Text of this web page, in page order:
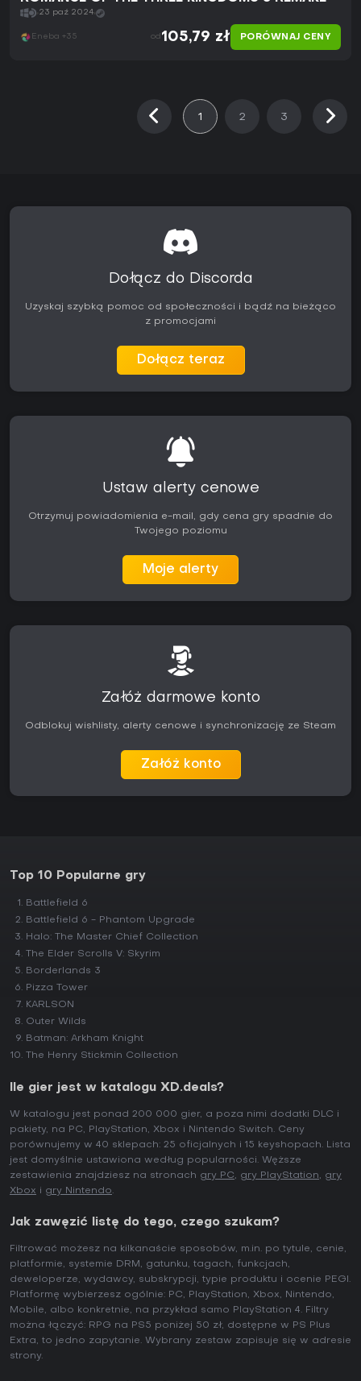
23 paź 2024
Eneba +35 od 105,79 zł PORÓWNAJ CENY
1 2 3
Dołącz do Discorda
Uzyskaj szybką pomoc od społeczności i bądź na bieżąco
z promocjami
Dołącz teraz
Ustaw alerty cenowe
Otrzymuj powiadomienia e-mail, gdy cena gry spadnie do
Twojego poziomu
Moje alerty
Załóż darmowe konto
Odblokuj wishlisty, alerty cenowe i synchronizację ze Steam
Załóż konto
Top 10 Popularne gry
Battlefield 6
Battlefield 6 - Phantom Upgrade
Halo: The Master Chief Collection
The Elder Scrolls V: Skyrim
Borderlands 3
Pizza Tower
KARLSON
Outer Wilds
Batman: Arkham Knight
The Henry Stickmin Collection
Ile gier jest w katalogu XD.deals?
W katalogu jest ponad 200 000 gier, a poza nimi dodatki DLC i
pakiety, na PC, PlayStation, Xbox i Nintendo Switch. Ceny
porównujemy w 40 sklepach: 25 oficjalnych i 15 keyshopach. Lista
jest domyślnie ustawiona według popularności. Węższe
zestawienia znajdziesz na stronach gry PC, gry PlayStation, gry
Xbox i gry Nintendo.
Jak zawęzić listę do tego, czego szukam?
Filtrować możesz na kilkanaście sposobów, m.in. po tytule, cenie,
platformie, systemie DRM, gatunku, tagach, funkcjach,
deweloperze, wydawcy, subskrypcji, typie produktu i ocenie PEGI.
Platformę wybierzesz ogólnie: PC, PlayStation, Xbox, Nintendo,
Mobile, albo konkretnie, na przykład samo PlayStation 4. Filtry
można łączyć: RPG na PS5 poniżej 50 zł, dostępne w PS Plus
Extra, to jedno zapytanie. Wybrany zestaw zapisuje się w adresie
strony.